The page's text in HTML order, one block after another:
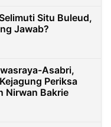
Situ Buleud,
Jawab?
Asabri,
Periksa
Nirwan Bakrie